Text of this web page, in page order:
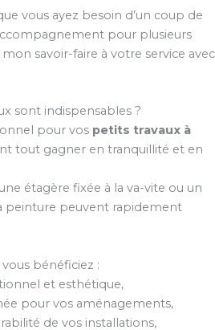
vous ayez besoin d’un coup de
pour plusieurs
savoir-faire à votre service avec
sont indispensables ?
pour vos petits travaux à
tout gagner en tranquillité et en
étagère fixée à la va-vite ou un
peinture peuvent rapidement
bénéficiez :
et esthétique,
pour vos aménagements,
de vos installations,